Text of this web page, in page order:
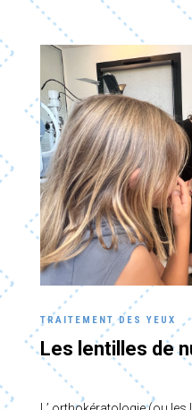
TRAITEMENT DES YEUX
Les lentilles de